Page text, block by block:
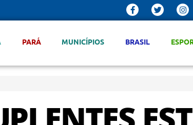
PARÁ MUNICÍPIOS BRASIL